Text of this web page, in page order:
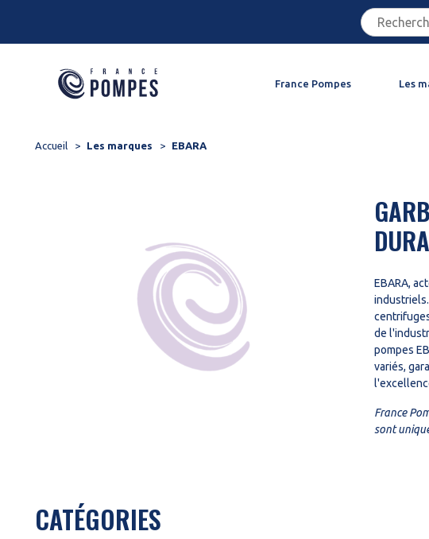
France Pompes Les
Accueil Les marques EBARA
EBARA,
de
pompes
variés,
France
sont
CATÉGORIES